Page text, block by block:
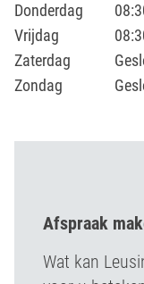
Donderdag
Vrijdag
Zaterdag
Zondag
Afspraak
Wat kan